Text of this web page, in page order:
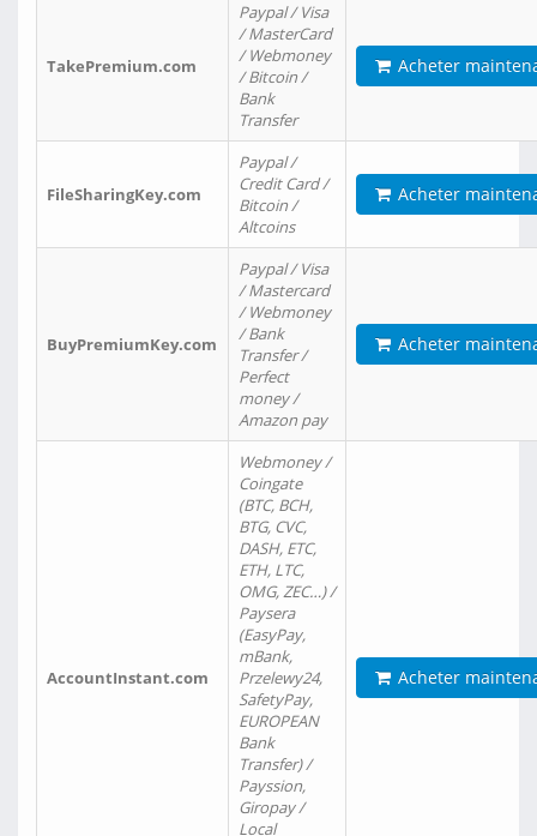
TakePremium.com
Paypal / Visa
/ MasterCard
/ Webmoney
/ Bitcoin /
Bank
Transfer
Acheter
FileSharingKey.com
Paypal /
Credit Card /
Bitcoin /
Altcoins
Acheter
BuyPremiumKey.com
Paypal / Visa
/ Mastercard
/ Webmoney
/ Bank
Transfer /
Perfect
money /
Amazon pay
Acheter
AccountInstant.com
Webmoney /
Coingate
(BTC, BCH,
BTG, CVC,
DASH, ETC,
ETH, LTC,
OMG, ZEC…) /
Paysera
(EasyPay,
mBank,
Przelewy24,
SafetyPay,
EUROPEAN
Bank
Transfer) /
Payssion,
Giropay /
Local
Acheter